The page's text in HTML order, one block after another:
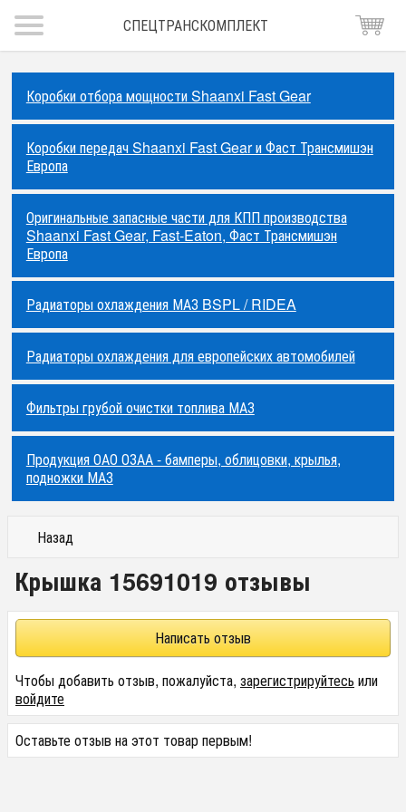
СПЕЦТРАНСКОМПЛЕКТ
Коробки отбора мощности Shaanxi Fast Gear
Коробки передач Shaanxi Fast Gear и Фаст Трансмишэн
Европа
Оригинальные запасные части для КПП производства
Shaanxi Fast Gear, Fast-Eaton, Фаст Трансмишэн
Европа
Радиаторы охлаждения МАЗ BSPL / RIDEA
Радиаторы охлаждения для европейских автомобилей
Фильтры грубой очистки топлива МАЗ
Продукция ОАО ОЗАА - бамперы, облицовки, крылья,
подножки МАЗ
Назад
Крышка 15691019 отзывы
Написать отзыв
Чтобы добавить отзыв, пожалуйста, зарегистрируйтесь или
войдите
Оставьте отзыв на этот товар первым!